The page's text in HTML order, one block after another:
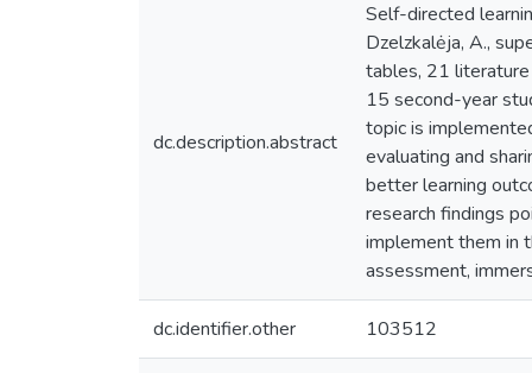
dc.description.abstract
Self-directed
Dzelzkalėja, A.,
tables, 21 literature
15 second-year
topic is
evaluating and
better learning
research findings
implement them in
assessment,
dc.identifier.other 103512